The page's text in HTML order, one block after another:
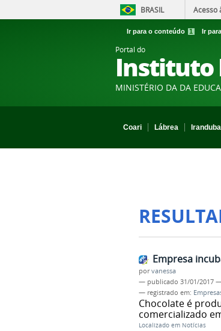
BRASIL Acesso
Ir para o conteúdo 1 Ir
Portal do
Instituto
MINISTÉRIO DA DA
Coari
Lábrea Iranduba
Empresa
porvanessa
— publicado 31/01/2017
— registrado em:
Chocolate é
comercializado
Localizado em Notícias